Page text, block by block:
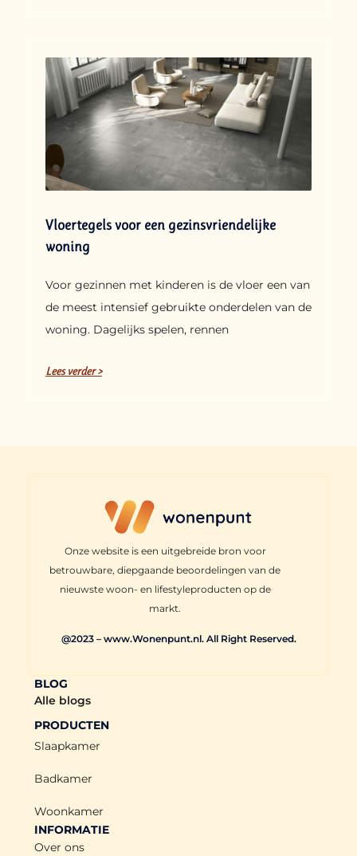
Vloertegels voor een gezinsvriendelijke
woning
Voor gezinnen met kinderen is de vloer een van
de meest intensief gebruikte onderdelen van de
woning. Dagelijks spelen, rennen
Lees verder >
Onze website is een uitgebreide bron voor
betrouwbare, diepgaande beoordelingen van de
nieuwste woon- en lifestyleproducten op de
markt.
@2023 – www.Wonenpunt.nl. All Right Reserved.
BLOG
Alle blogs
PRODUCTEN
Slaapkamer
Badkamer
Woonkamer
INFORMATIE
Over ons